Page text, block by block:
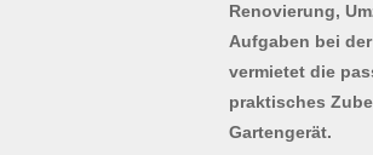
Renovierung,
Aufgaben bei
vermietet die
praktisches
Gartengerät.